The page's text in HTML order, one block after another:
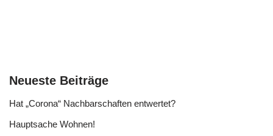
Neueste Beiträge
Hat „Corona“ Nachbarschaften entwertet?
Hauptsache Wohnen!